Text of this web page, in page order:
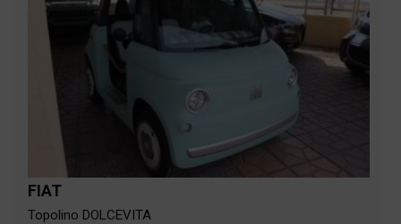
FIAT
Topolino DOLCEVITA